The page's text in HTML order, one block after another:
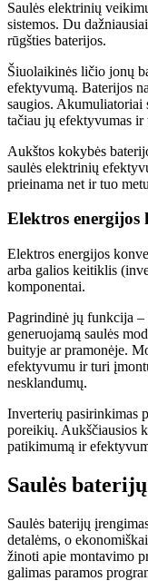
Saulės elektrinių
sistemos. Du
rūgšties baterijos.
Šiuolaikinės ličio jonų
efektyvumą. Baterijos
saugios. Akumuliatoriai
tačiau jų efektyvumas ir
Aukštos kokybės
saulės elektrinių
prieinama net ir tuo
Elektros
Elektros energijos
arba galios keitiklis
komponentai.
Pagrindinė jų funkcija –
generuojamą saulės
buityje ar pramonėje.
efektyvumu ir turi
nesklandumų.
Inverterių pasirinkimas
poreikių. Aukščiausios
patikimumą ir
Saulės
Saulės baterijų
detalėms, o
žinoti apie montavimo
galimas paramos